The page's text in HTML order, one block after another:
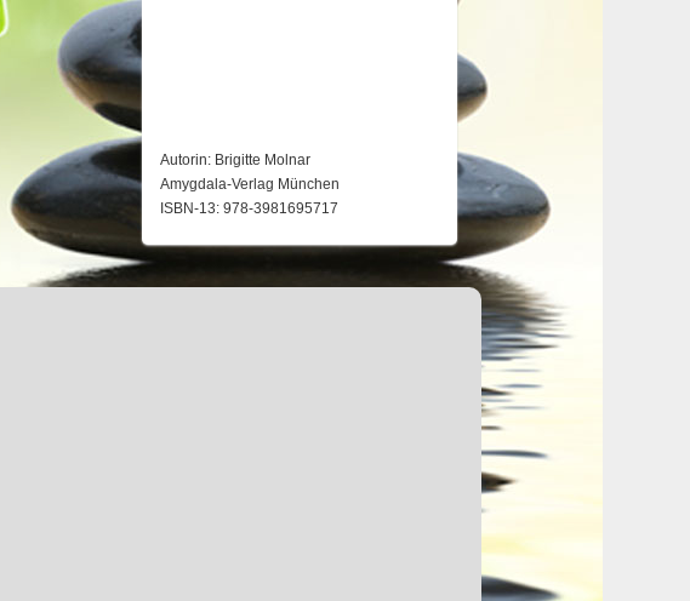
Autorin: Brigitte Molnar
Amygdala-Verlag München
ISBN-13: 978-3981695717